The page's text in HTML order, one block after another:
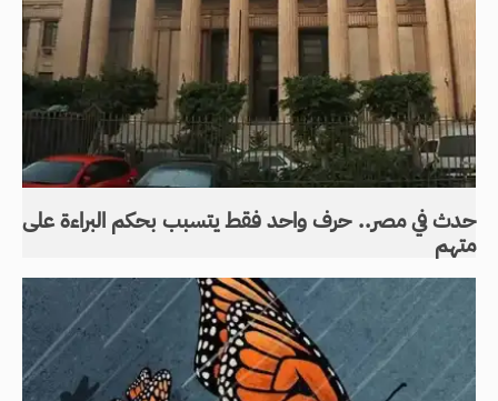
حدث في مصر.. حرف واحد فقط يتسبب بحكم البراءة على
متهم